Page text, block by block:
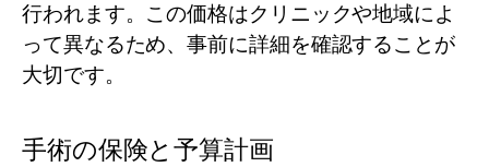
行われます。この価格はクリニックや地域によ
って異なるため、事前に詳細を確認することが
大切です。
手術の保険と予算計画